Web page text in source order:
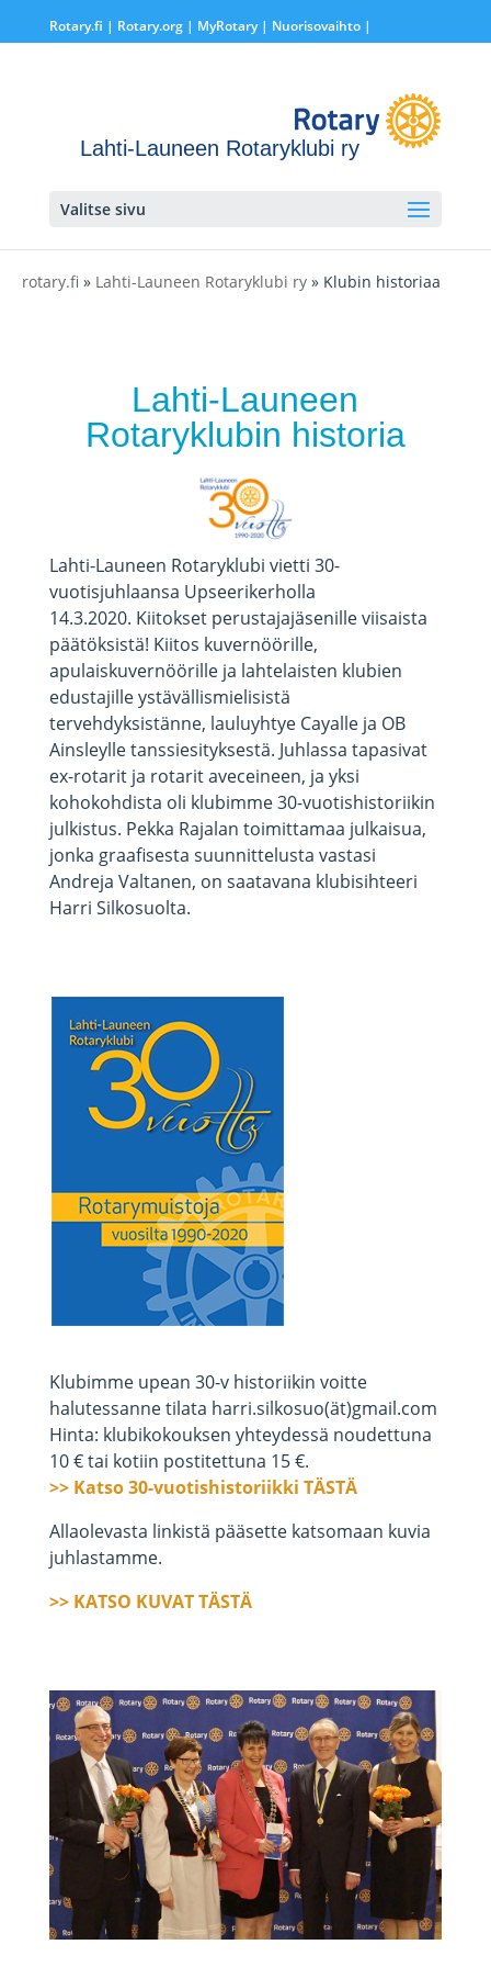
Rotary.fi | Rotary.org| MyRotary | Nuorisovaihto|
Lahti-Launeen Rotaryklubi ry
Valitse sivu
rotary.fi » Lahti-Launeen Rotaryklubi ry » Klubin historiaa
Lahti-Launeen
Rotaryklubin historia
Lahti-Launeen Rotaryklubi vietti 30-
vuotisjuhlaansa Upseerikerholla
14.3.2020. Kiitokset perustajajäsenille viisaista
päätöksistä! Kiitos kuvernöörille,
apulaiskuvernöörille ja lahtelaisten klubien
edustajille ystävällismielisistä
tervehdyksistänne, lauluyhtye Cayalle ja OB
Ainsleylle tanssiesityksestä. Juhlassa tapasivat
ex-rotarit ja rotarit aveceineen, ja yksi
kohokohdista oli klubimme 30-vuotishistoriikin
julkistus. Pekka Rajalan toimittamaa julkaisua,
jonka graafisesta suunnittelusta vastasi
Andreja Valtanen, on saatavana klubisihteeri
Harri Silkosuolta.
Klubimme upean 30-v historiikin voitte
halutessanne tilata harri.silkosuo(ät)gmail.com
Hinta: klubikokouksen yhteydessä noudettuna
10 € tai kotiin postitettuna 15 €.
>> Katso 30-vuotishistoriikki TÄSTÄ
Allaolevasta linkistä pääsette katsomaan kuvia
juhlastamme.
>> KATSO KUVAT TÄSTÄ